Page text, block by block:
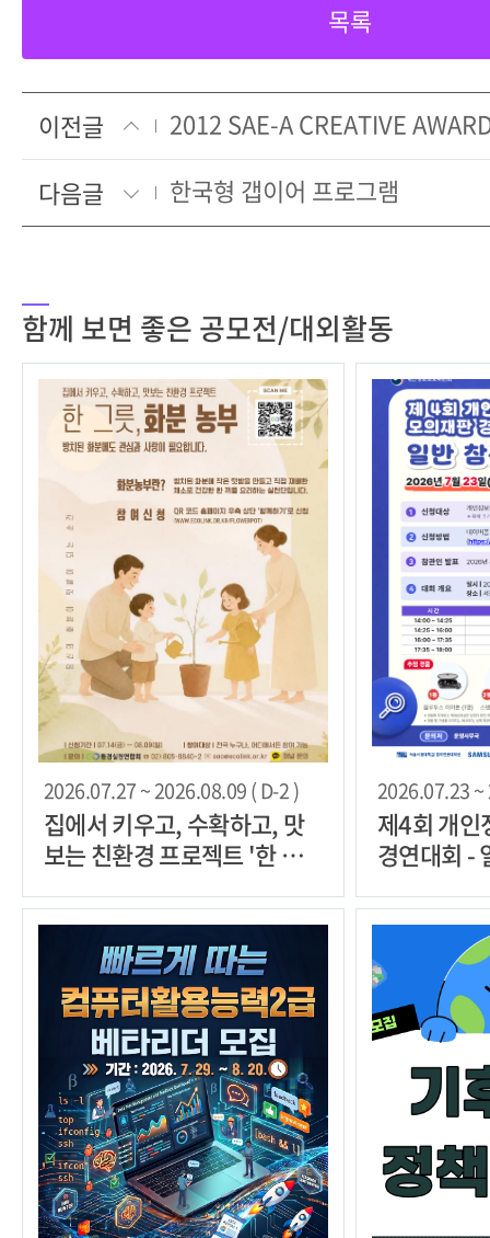
목록
이전글
2012 SAE-A CREATIVE
다음글
한국형 갭이어 프로그램
함께 보면 좋은 공모전/대외활동
2026.07.27 ~ 2026.08.09 ( D-2 )
집에서 키우고, 수확하고, 맛
보는 친환경 프로젝트 '한 그
2026.07.23 ~
제4회 개인
경연대회 -